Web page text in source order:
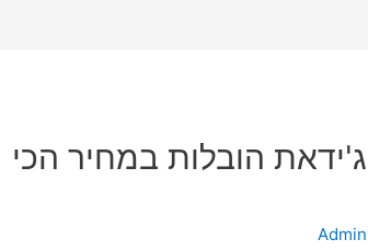
הובלות במחיר הכי
Admin